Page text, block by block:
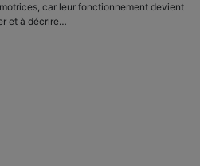
car leur fonctionnement devient
et à décrire…